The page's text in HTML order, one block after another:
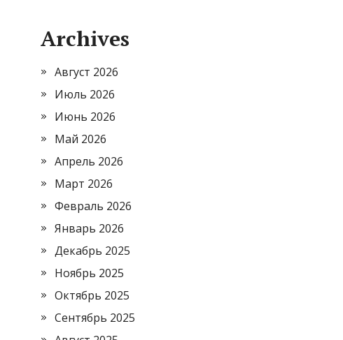
Archives
Август 2026
Июль 2026
Июнь 2026
Май 2026
Апрель 2026
Март 2026
Февраль 2026
Январь 2026
Декабрь 2025
Ноябрь 2025
Октябрь 2025
Сентябрь 2025